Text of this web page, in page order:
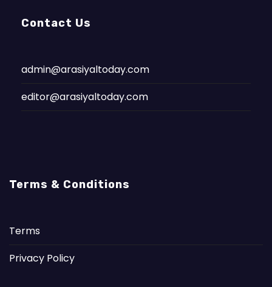
Contact Us
admin@arasiyaltoday.com
editor@arasiyaltoday.com
Terms & Conditions
Terms
Privacy Policy